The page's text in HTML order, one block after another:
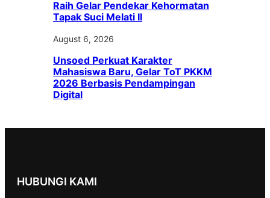
Raih Gelar Pendekar Kehormatan
Tapak Suci Melati II
August 6, 2026
Unsoed Perkuat Karakter
Mahasiswa Baru, Gelar ToT PKKM
2026 Berbasis Pendampingan
Digital
HUBUNGI KAMI